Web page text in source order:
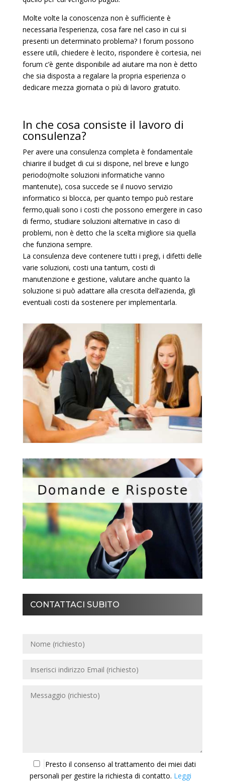
Molte volte la conoscenza non è sufficiente è
necessaria l’esperienza, cosa fare nel caso in cui si
presenti un determinato problema? I forum possono
essere utili, chiedere è lecito, rispondere è cortesia, nei
forum c’è gente disponibile ad aiutare ma non è detto
che sia disposta a regalare la propria esperienza o
dedicare mezza giornata o più di lavoro gratuito.
In che cosa consiste il lavoro di
consulenza?
Per avere una consulenza completa è fondamentale
chiarire il budget di cui si dispone, nel breve e lungo
periodo(molte soluzioni informatiche vanno
mantenute), cosa succede se il nuovo servizio
informatico si blocca, per quanto tempo può restare
fermo,quali sono i costi che possono emergere in caso
di fermo, studiare soluzioni alternative in caso di
problemi, non è detto che la scelta migliore sia quella
che funziona sempre.
La consulenza deve contenere tutti i pregi, i difetti delle
varie soluzioni, costi una tantum, costi di
manutenzione e gestione, valutare anche quanto la
soluzione si può adattare alla crescita dell’azienda, gli
eventuali costi da sostenere per implementarla.
CONTATTACI SUBITO
Presto il consenso al trattamento dei miei dati
personali per gestire la richiesta di contatto. Leggi